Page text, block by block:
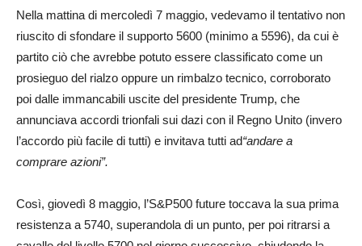
Nella mattina di mercoledì 7 maggio, vedevamo il tentativo non
riuscito di sfondare il supporto 5600 (minimo a 5596), da cui è
partito ciò che avrebbe potuto essere classificato come un
prosieguo del rialzo oppure un rimbalzo tecnico, corroborato
poi dalle immancabili uscite del presidente Trump, che
annunciava accordi trionfali sui dazi con il Regno Unito (invero
l’accordo più facile di tutti) e invitava tutti ad“andare a
comprare azioni”.
Così, giovedì 8 maggio, l’S&P500 future toccava la sua prima
resistenza a 5740, superandola di un punto, per poi ritrarsi a